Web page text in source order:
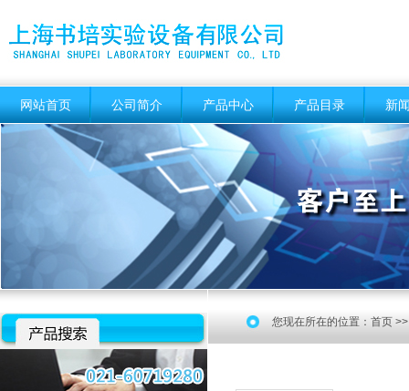
网站首页 公司简介 产品中心 产品目录 新
您现在所在的位置： 首页